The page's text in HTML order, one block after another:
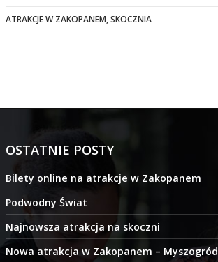
ATRAKCJE W ZAKOPANEM,SKOCZNIA
OSTATNIE POSTY
Bilety online na atrakcje w Zakopanem
Podwodny Świat
Najnowsza atrakcja na skoczni
Nowa atrakcja w Zakopanem – Myszogród